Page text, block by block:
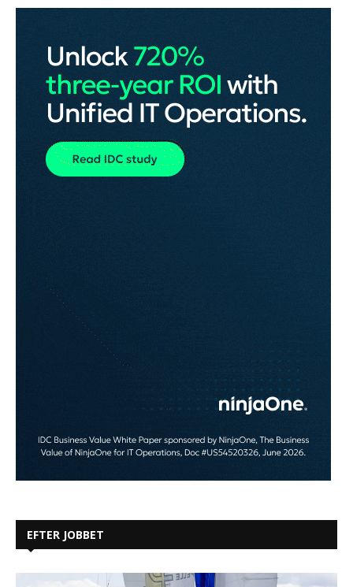
EFTER JOBBET